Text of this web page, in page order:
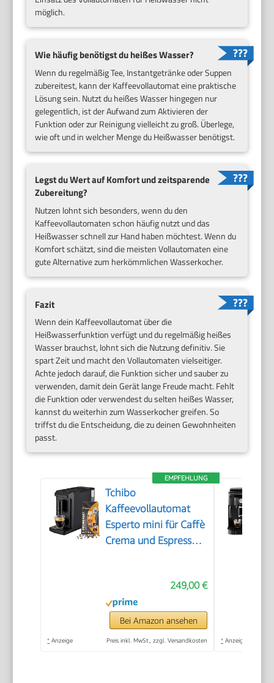
möglich.
Wie häufig benötigst du heißes Wasser?
Wenn du regelmäßig Tee, Instantgetränke oder Suppen
zubereitest, kann der Kaffeevollautomat eine praktische
Lösung sein. Nutzt du heißes Wasser hingegen nur
gelegentlich, ist der Aufwand zum Aktivieren der
Funktion oder zur Reinigung vielleicht zu groß. Überlege,
wie oft und in welcher Menge du Heißwasser benötigst.
Legst du Wert auf Komfort und zeitsparende
Zubereitung?
Nutzen lohnt sich besonders, wenn du den
Kaffeevollautomaten schon häufig nutzt und das
Heißwasser schnell zur Hand haben möchtest. Wenn du
Komfort schätzt, sind die meisten Vollautomaten eine
gute Alternative zum herkömmlichen Wasserkocher.
Fazit
Wenn dein Kaffeevollautomat über die
Heißwasserfunktion verfügt und du regelmäßig heißes
Wasser brauchst, lohnt sich die Nutzung definitiv. Sie
spart Zeit und macht den Vollautomaten vielseitiger.
Achte jedoch darauf, die Funktion sicher und sauber zu
verwenden, damit dein Gerät lange Freude macht. Fehlt
die Funktion oder verwendest du selten heißes Wasser,
kannst du weiterhin zum Wasserkocher greifen. So
triffst du die Entscheidung, die zu deinen Gewohnheiten
passt.
EMPFEHLUNG
Tchibo
Kaffeevollautomat
Esperto mini für Caffè
Crema und Espresso,
geeignet für jede
Küche, Camping,
Studentenapartment,
Schwarz - INKLUSIVE
249,00 €
Bei Amazon ansehen
* Anzeige Preis inkl. MwSt., zzgl. Versandkosten * Anzeige